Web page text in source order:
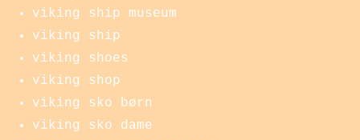
viking ship museum
viking ship
viking shoes
viking shop
viking sko børn
viking sko dame